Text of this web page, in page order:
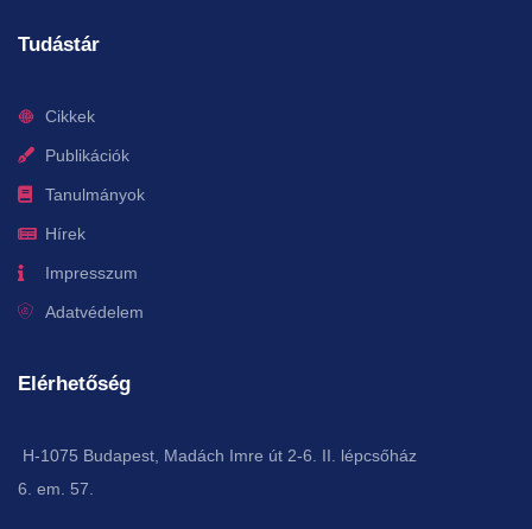
Tudástár
Cikkek
Publikációk
Tanulmányok
Hírek
Impresszum
Adatvédelem
Elérhetőség
H-1075 Budapest, Madách Imre út 2-6. II. lépcsőház
6. em. 57.